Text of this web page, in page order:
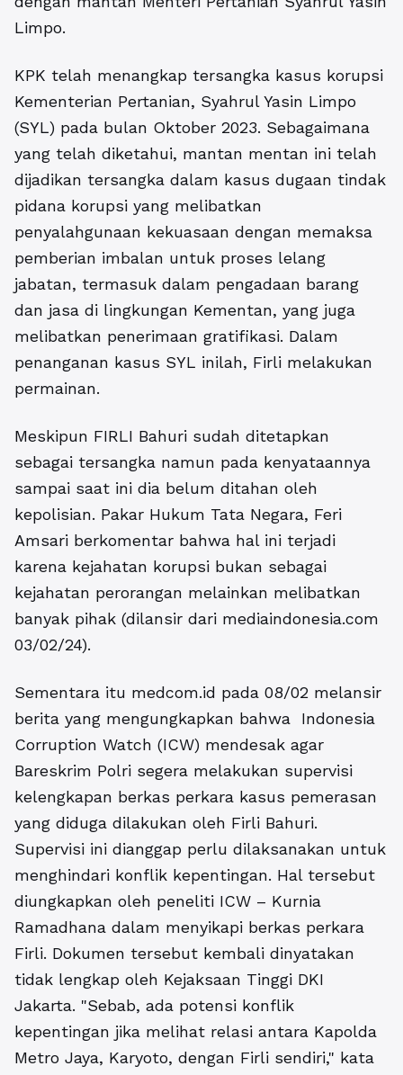
Limpo.
KPK telah menangkap tersangka kasus korupsi
Kementerian Pertanian, Syahrul Yasin Limpo
(SYL) pada bulan Oktober 2023. Sebagaimana
yang telah diketahui, mantan mentan ini telah
dijadikan tersangka dalam kasus dugaan tindak
pidana korupsi yang melibatkan
penyalahgunaan kekuasaan dengan memaksa
pemberian imbalan untuk proses lelang
jabatan, termasuk dalam pengadaan barang
dan jasa di lingkungan Kementan, yang juga
melibatkan penerimaan gratifikasi. Dalam
penanganan kasus SYL inilah, Firli melakukan
permainan.
Meskipun FIRLI Bahuri sudah ditetapkan
sebagai tersangka namun pada kenyataannya
sampai saat ini dia belum ditahan oleh
kepolisian. Pakar Hukum Tata Negara, Feri
Amsari berkomentar bahwa hal ini terjadi
karena kejahatan korupsi bukan sebagai
kejahatan perorangan melainkan melibatkan
banyak pihak (dilansir dari mediaindonesia.com
03/02/24).
Sementara itu medcom.id pada 08/02 melansir
berita yang mengungkapkan bahwa Indonesia
Corruption Watch (ICW) mendesak agar
Bareskrim Polri segera melakukan supervisi
kelengkapan berkas perkara kasus pemerasan
yang diduga dilakukan oleh Firli Bahuri.
Supervisi ini dianggap perlu dilaksanakan untuk
menghindari konflik kepentingan. Hal tersebut
diungkapkan oleh peneliti ICW – Kurnia
Ramadhana dalam menyikapi berkas perkara
Firli. Dokumen tersebut kembali dinyatakan
tidak lengkap oleh Kejaksaan Tinggi DKI
Jakarta. "Sebab, ada potensi konflik
kepentingan jika melihat relasi antara Kapolda
Metro Jaya, Karyoto, dengan Firli sendiri," kata